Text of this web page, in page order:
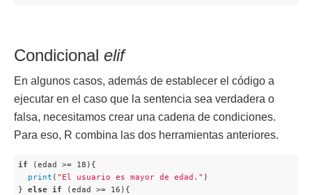
Condicional elif
En algunos casos, además de establecer el código a
ejecutar en el caso que la sentencia sea verdadera o
falsa, necesitamos crear una cadena de condiciones.
Para eso, R combina las dos herramientas anteriores.
if (edad >= 18){
print ( "El usuario es mayor de edad." )
} else if (edad >= 16){